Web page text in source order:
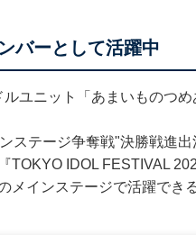
バーとして活躍中
ユニット「あまいものつ
ステージ争奪戦"決勝戦進
TOKYO IDOL FESTIVAL
メインステージで活躍でき